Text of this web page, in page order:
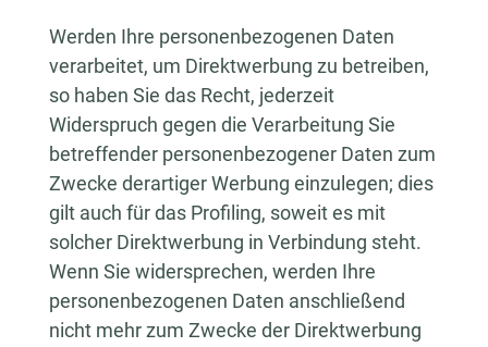
Werden Ihre personenbezogenen Daten
verarbeitet, um Direktwerbung zu betreiben,
so haben Sie das Recht, jederzeit
Widerspruch gegen die Verarbeitung Sie
betreffender personenbezogener Daten zum
Zwecke derartiger Werbung einzulegen; dies
gilt auch für das Profiling, soweit es mit
solcher Direktwerbung in Verbindung steht.
Wenn Sie widersprechen, werden Ihre
personenbezogenen Daten anschließend
nicht mehr zum Zwecke der Direktwerbung